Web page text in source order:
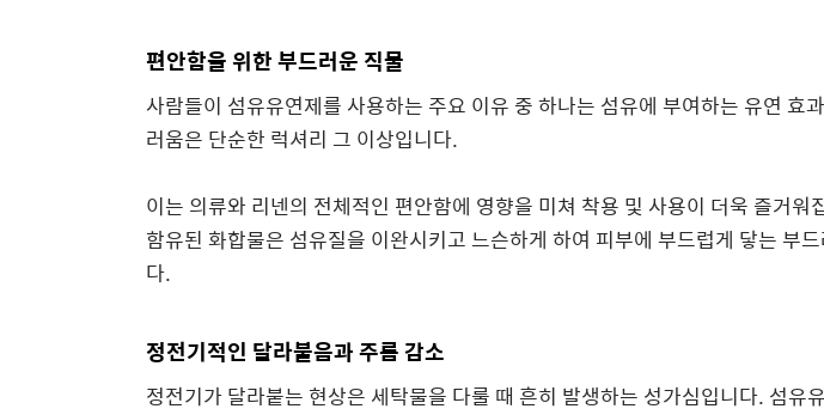
편안함을 위한 부드러운 직물
사람들이 섬유유연제를 사용하는 주요 이유 중 하나는 섬유에 부여하는 유연 효
러움은 단순한 럭셔리 그 이상입니다.
이는 의류와 리넨의 전체적인 편안함에 영향을 미쳐 착용 및 사용이 더욱 즐거워
함유된 화합물은 섬유질을 이완시키고 느슨하게 하여 피부에 부드럽게 닿는 부
다.
정전기적인 달라붙음과 주름 감소
정전기가 달라붙는 현상은 세탁물을 다룰 때 흔히 발생하는 성가심입니다. 섬유